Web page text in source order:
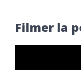
Filmer la